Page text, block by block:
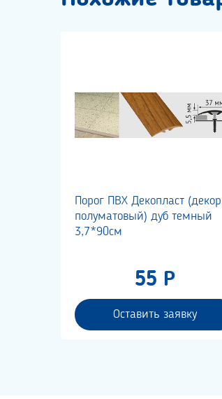
Порог ПВХ Декопласт (декор
полуматовый) дуб темный
3,7*90см
55 Р
Оставить заявку